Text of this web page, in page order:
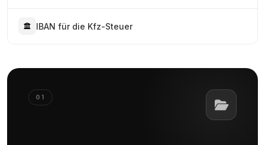
IBAN für die Kfz-Steuer
01